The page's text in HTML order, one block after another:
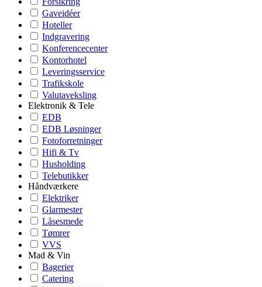
Gaveidéer
Hoteller
Indgravering
Konferencecenter
Kontorhotel
Leveringsservice
Trafikskole
Valutaveksling
Elektronik & Tele
EDB
EDB Løsninger
Fotoforretninger
Hifi & Tv
Husholding
Telebutikker
Håndværkere
Elektriker
Glarmester
Låsesmede
Tømrer
VVS
Mad & Vin
Bagerier
Catering